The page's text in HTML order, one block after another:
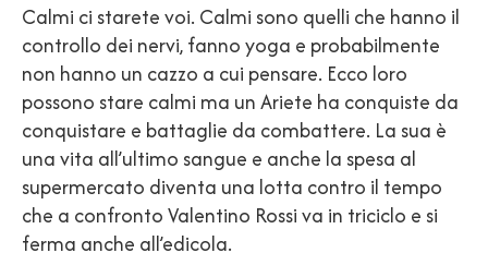
Calmi ci starete voi. Calmi sono quelli che hanno il
controllo dei nervi, fanno yoga e probabilmente
non hanno un cazzo a cui pensare. Ecco loro
possono stare calmi ma un Ariete ha conquiste da
conquistare e battaglie da combattere. La sua è
una vita all’ultimo sangue e anche la spesa al
supermercato diventa una lotta contro il tempo
che a confronto Valentino Rossi va in triciclo e si
ferma anche all’edicola.